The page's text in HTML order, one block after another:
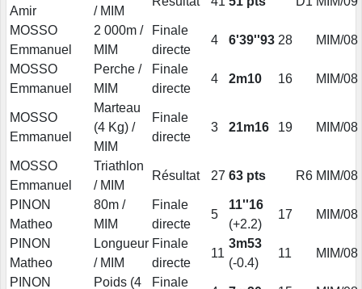
Amir
/ MIM
MOSSO
Emmanuel
2 000m /
MIM
Finale
directe
4 6'39''93 28 MIM/08
MOSSO
Emmanuel
Perche /
MIM
Finale
directe
4 2m10 16 MIM/08
MOSSO
Emmanuel
Marteau
(4 Kg) /
MIM
Finale
directe
3 21m16 19 MIM/08
MOSSO
Emmanuel
Triathlon
/ MIM
Résultat 27 63 pts R6 MIM/08
PINON
Matheo
80m /
MIM
Finale
directe
5
11''16
(+2.2)
17 MIM/08
PINON
Matheo
Longueur
/ MIM
Finale
directe
11
3m53
(-0.4)
11 MIM/08
PINON
Poids (4
Finale